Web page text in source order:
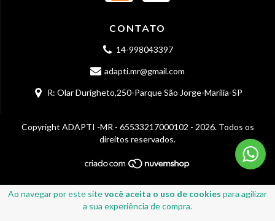
Ao navegar por este sitevocê aceita o uso de cookies para agilizar
a sua experiência de compra.
CONTATO
14-998043397
adapti.mr@gmail.com
R: Olar Durigheto,250-Parque São Jorge-Marília-SP
Copyright ADAPTI -MR - 65533217000102 - 2026. Todos os
direitos reservados.